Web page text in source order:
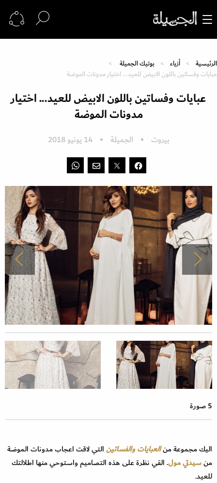
الرئيسية أزياء
بوتيك الجميلة
عبايات وفساتين باللون الابيض للعيد... اختيار مدونات الموضة
عبايات وفساتين باللون الابيض للعيد... اختيار
مدونات الموضة
بيروت الجميلة 14 يونيو 2018
5 صورة
اليك مجموعة منالعبايات والفساتينالتي لاقت اعجاب مدونات الموضة
منسيدتي مول. القي نظرة على هذه التصاميم واستوحي منها اطلالتك
للعيد.